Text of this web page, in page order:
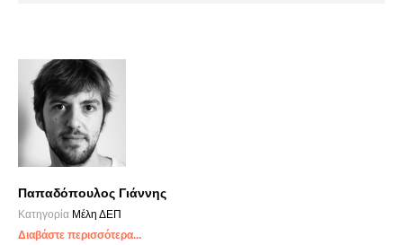
Παπαδόπουλος Γιάννης
Κατηγορία Μέλη ΔΕΠ
Διαβάστε περισσότερα...